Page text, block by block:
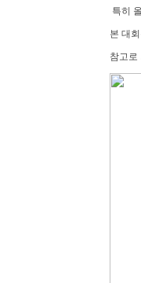
특히
본 대
참고로